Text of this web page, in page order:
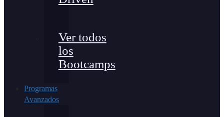
Ver todos
los
Bootcamps
Programas
Avanzados